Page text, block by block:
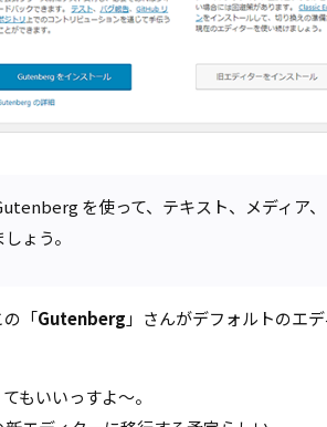
を使って、テキスト、メディア
ょう。
の「Gutenberg 」さんがデフォルトのエ
もいいっすよ～。